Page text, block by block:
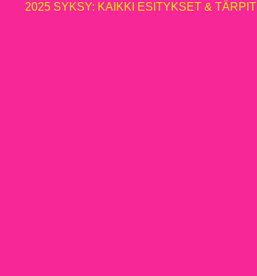
2025 SYKSY: KAIKKI ESITYKSET & TÄRPIT